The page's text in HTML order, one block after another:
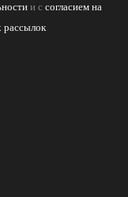
и с согласием на